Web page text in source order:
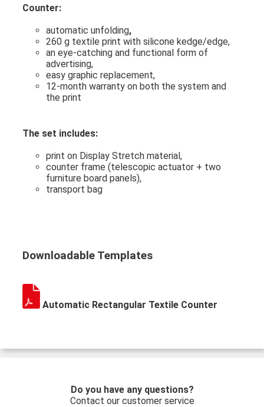
Counter:
automatic unfolding,
260 g textile print with silicone kedge/edge,
an eye-catching and functional form of
advertising,
easy graphic replacement,
12-month warranty on both the system and
the print
The set includes:
print on Display Stretch material,
counter frame (telescopic actuator + two
furniture board panels),
transport bag
Downloadable Templates
Automatic Rectangular Textile Counter
Do you have any questions?
Contact our customer service